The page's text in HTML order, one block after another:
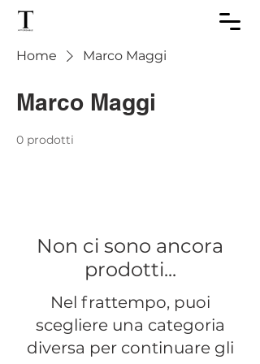
Home Marco Maggi
Marco Maggi
0 prodotti
Non ci sono ancora
prodotti...
Nel frattempo, puoi
scegliere una categoria
diversa per continuare gli